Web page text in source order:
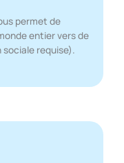
permet de
entier vers de
requise).